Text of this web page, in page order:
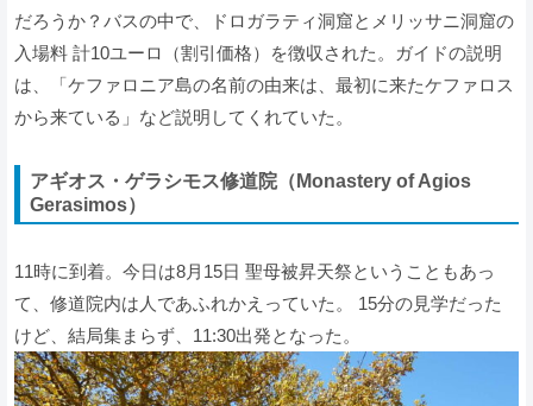
だろうか？バスの中で、ドロガラティ洞窟とメリッサニ洞窟の
入場料 計10ユーロ（割引価格）を徴収された。ガイドの説明
は、「ケファロニア島の名前の由来は、最初に来たケファロス
から来ている」など説明してくれていた。
アギオス・ゲラシモス修道院（Monastery of Agios
Gerasimos）
11時に到着。今日は8月15日 聖母被昇天祭ということもあっ
て、修道院内は人であふれかえっていた。 15分の見学だった
けど、結局集まらず、11:30出発となった。